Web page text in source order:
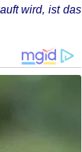
wird, ist das